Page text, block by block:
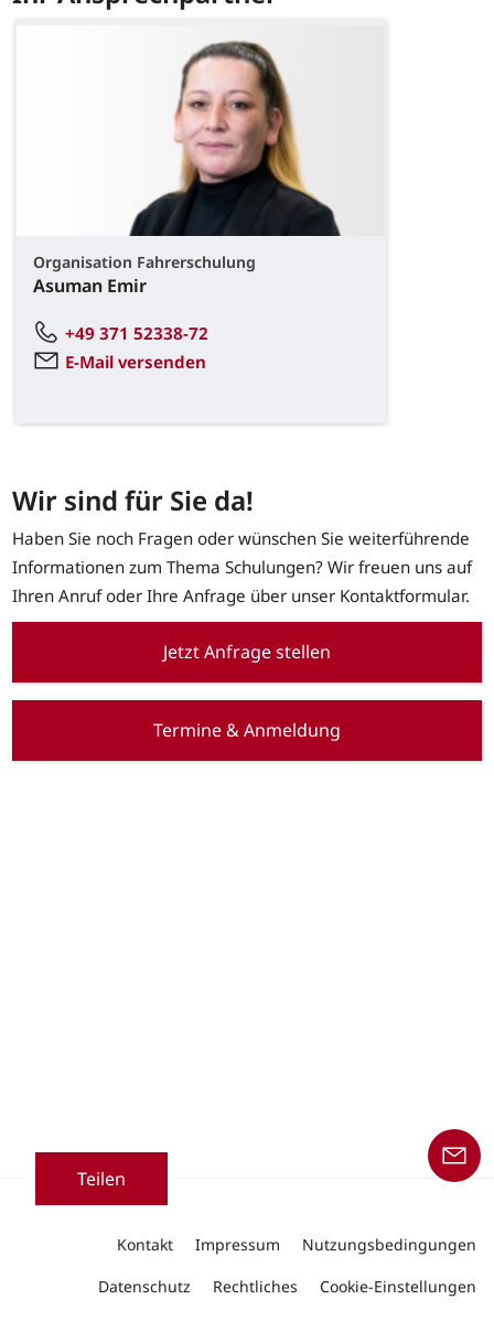
Organisation Fahrerschulung
Asuman Emir
+49 371 52338-72
E-Mail versenden
Wir sind für Sie da!
Haben Sie noch Fragen oder wünschen Sie weiterführende
Informationen zum Thema Schulungen? Wir freuen uns auf
Ihren Anruf oder Ihre Anfrage über unser Kontaktformular.
Jetzt Anfrage stellen
Termine & Anmeldung
Teilen
Kontakt Impressum
Nutzungsbedingungen
Datenschutz
Rechtliches Cookie-Einstellungen